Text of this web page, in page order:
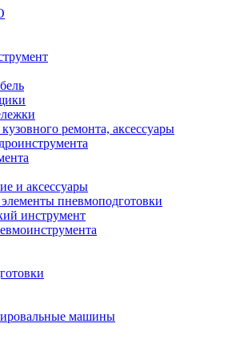
ремонта, аксессуары
и аксессуары
пневмоподготовки
инструмент
машины